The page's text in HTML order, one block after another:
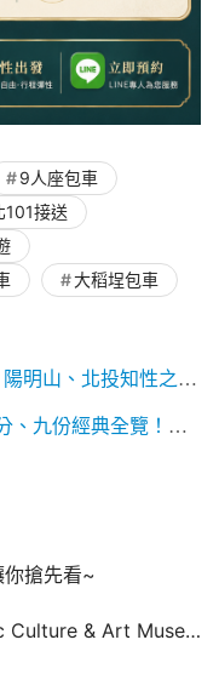
9人座包車
101接送
大稻埕包車
輩最愛賓士保母車，附詳細時間行程表
保母車，頂級移動休息室全感官體驗
搶先看~
& Art Museum